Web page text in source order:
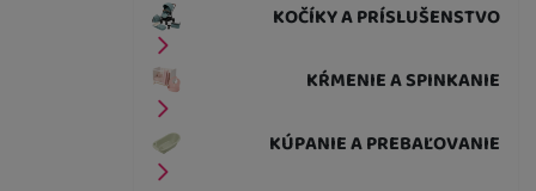
KOČÍKY A PRÍSLUŠENSTVO
KŔMENIE A SPINKANIE
KÚPANIE A PREBAĽOVANIE